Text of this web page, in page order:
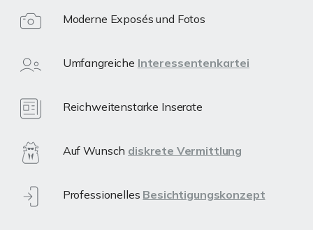
Moderne Exposés und Fotos
Umfangreiche Interessentenkartei
Reichweitenstarke Inserate
Auf Wunsch diskrete Vermittlung
Professionelles Besichtigungskonzept